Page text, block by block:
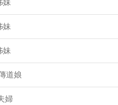
妹
妹
妹
道娘
婦